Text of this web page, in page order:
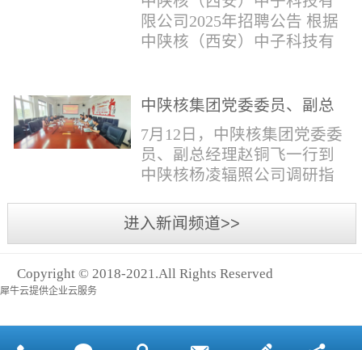
表》和本人学历学位证书和
相关证件扫描件发送至报名
月本科西安石油大学通信工
程社招3王小明男1981年11月
本科西安石油大学测控技术
子工程社招5何晔女1979年10
月本科西安财经学院工商管
理社招6张柳怡女1998...
限公司2025年招聘公告 根据
中陕核（西安）中子科技有
如下：一、招聘岗位及人数
见附件1二、招聘范围（1）
社会招聘：面向社会招聘。
（2）应届生招聘：国家计划
内统一招收的全日制院校应
届毕业生，重点院校应届毕
业生优先；回国一年内取得
国家教育部出具的学历（学
三、招聘流程（一）个人报
中陕核集团党委委员、副总
经理赵铜飞一行到中陕核杨
凌辐照公司调研指导工作
7月12日，中陕核集团党委委
员、副总经理赵铜飞一行到
中陕核杨凌辐照公司调研指
息部部长赵磊，中陕核核盛
公司执行董事张鹏，核盛公
执行董事李奎等陪同调研。
进入新闻频道>>
Copyright © 2018-2021.All Rights Reserved
犀牛云提供企业云服务